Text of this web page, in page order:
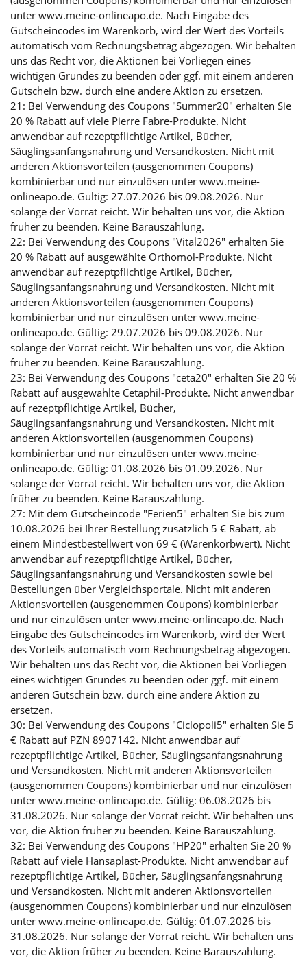
unter www.meine-onlineapo.de. Nach Eingabe des
Gutscheincodes im Warenkorb, wird der Wert des Vorteils
automatisch vom Rechnungsbetrag abgezogen. Wir behalten
uns das Recht vor, die Aktionen bei Vorliegen eines
wichtigen Grundes zu beenden oder ggf. mit einem anderen
Gutschein bzw. durch eine andere Aktion zu ersetzen.
21: Bei Verwendung des Coupons "Summer20" erhalten Sie
20 % Rabatt auf viele Pierre Fabre-Produkte. Nicht
anwendbar auf rezeptpflichtige Artikel, Bücher,
Säuglingsanfangsnahrung und Versandkosten. Nicht mit
anderen Aktionsvorteilen (ausgenommen Coupons)
kombinierbar und nur einzulösen unter www.meine-
onlineapo.de. Gültig: 27.07.2026 bis 09.08.2026. Nur
solange der Vorrat reicht. Wir behalten uns vor, die Aktion
früher zu beenden. Keine Barauszahlung.
22: Bei Verwendung des Coupons "Vital2026" erhalten Sie
20 % Rabatt auf ausgewählte Orthomol-Produkte. Nicht
anwendbar auf rezeptpflichtige Artikel, Bücher,
Säuglingsanfangsnahrung und Versandkosten. Nicht mit
anderen Aktionsvorteilen (ausgenommen Coupons)
kombinierbar und nur einzulösen unter www.meine-
onlineapo.de. Gültig: 29.07.2026 bis 09.08.2026. Nur
solange der Vorrat reicht. Wir behalten uns vor, die Aktion
früher zu beenden. Keine Barauszahlung.
23: Bei Verwendung des Coupons "ceta20" erhalten Sie 20 %
Rabatt auf ausgewählte Cetaphil-Produkte. Nicht anwendbar
auf rezeptpflichtige Artikel, Bücher,
Säuglingsanfangsnahrung und Versandkosten. Nicht mit
anderen Aktionsvorteilen (ausgenommen Coupons)
kombinierbar und nur einzulösen unter www.meine-
onlineapo.de. Gültig: 01.08.2026 bis 01.09.2026. Nur
solange der Vorrat reicht. Wir behalten uns vor, die Aktion
früher zu beenden. Keine Barauszahlung.
27: Mit dem Gutscheincode "Ferien5" erhalten Sie bis zum
10.08.2026 bei Ihrer Bestellung zusätzlich 5 € Rabatt, ab
einem Mindestbestellwert von 69 € (Warenkorbwert). Nicht
anwendbar auf rezeptpflichtige Artikel, Bücher,
Säuglingsanfangsnahrung und Versandkosten sowie bei
Bestellungen über Vergleichsportale. Nicht mit anderen
Aktionsvorteilen (ausgenommen Coupons) kombinierbar
und nur einzulösen unter www.meine-onlineapo.de. Nach
Eingabe des Gutscheincodes im Warenkorb, wird der Wert
des Vorteils automatisch vom Rechnungsbetrag abgezogen.
Wir behalten uns das Recht vor, die Aktionen bei Vorliegen
eines wichtigen Grundes zu beenden oder ggf. mit einem
anderen Gutschein bzw. durch eine andere Aktion zu
ersetzen.
30: Bei Verwendung des Coupons "Ciclopoli5" erhalten Sie 5
€ Rabatt auf PZN 8907142. Nicht anwendbar auf
rezeptpflichtige Artikel, Bücher, Säuglingsanfangsnahrung
und Versandkosten. Nicht mit anderen Aktionsvorteilen
(ausgenommen Coupons) kombinierbar und nur einzulösen
unter www.meine-onlineapo.de. Gültig: 06.08.2026 bis
31.08.2026. Nur solange der Vorrat reicht. Wir behalten uns
vor, die Aktion früher zu beenden. Keine Barauszahlung.
32: Bei Verwendung des Coupons "HP20" erhalten Sie 20 %
Rabatt auf viele Hansaplast-Produkte. Nicht anwendbar auf
rezeptpflichtige Artikel, Bücher, Säuglingsanfangsnahrung
und Versandkosten. Nicht mit anderen Aktionsvorteilen
(ausgenommen Coupons) kombinierbar und nur einzulösen
unter www.meine-onlineapo.de. Gültig: 01.07.2026 bis
31.08.2026. Nur solange der Vorrat reicht. Wir behalten uns
vor, die Aktion früher zu beenden. Keine Barauszahlung.